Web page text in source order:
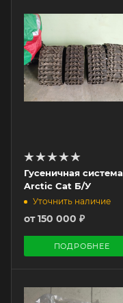
Гусеничная система
Arctic Cat Б/У
Уточнить наличие
от150 000 ₽
ПОДРОБНЕЕ